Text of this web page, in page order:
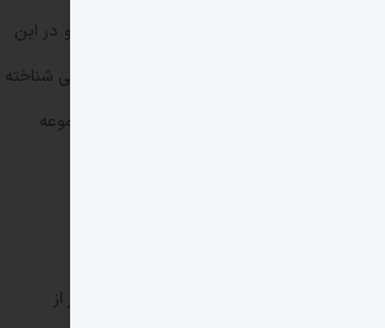
آن‌ها در یک جامعه‌ی مردسالار می‌چرخد. او در این
او در حقیقت، به عنوان صدای زنان ایرانی شناخته
کوه سرگردان، ساربان سرگردان، مجموعه
و انتخاب اشاره کرد.
اهميت وقايع، اقدامات و گفتگوها، دانشور از